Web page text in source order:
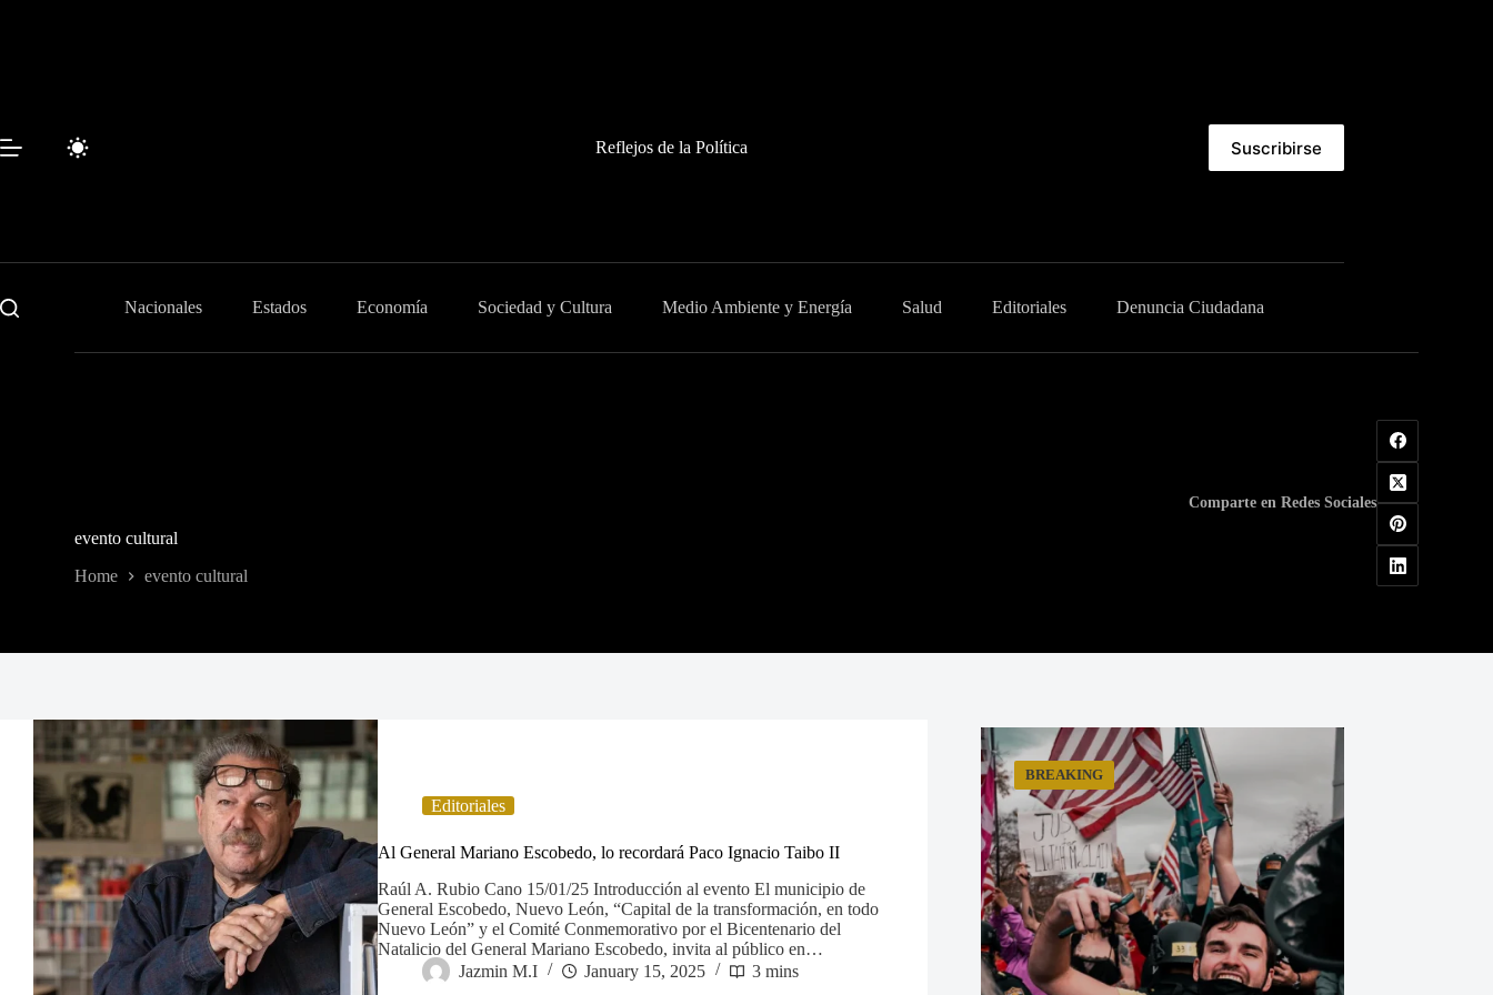
Reflejos de la Política Suscribirse
Nacionales Estados Economía Sociedad y Cultura Medio Ambiente y Energía Salud Editoriales Denuncia Ciudadana
evento cultural
Home evento cultural
Comparte en Redes Sociales
Editoriales
Al General Mariano Escobedo, lo recordará Paco Ignacio Taibo II
Raúl A. Rubio Cano 15/01/25 Introducción al evento El municipio de
General Escobedo, Nuevo León, “Capital de la transformación, en todo
Nuevo León” y el Comité Conmemorativo por el Bicentenario del
Natalicio del General Mariano Escobedo, invita al público en…
Jazmin M.I
January 15, 2025 3 mins
BREAKING